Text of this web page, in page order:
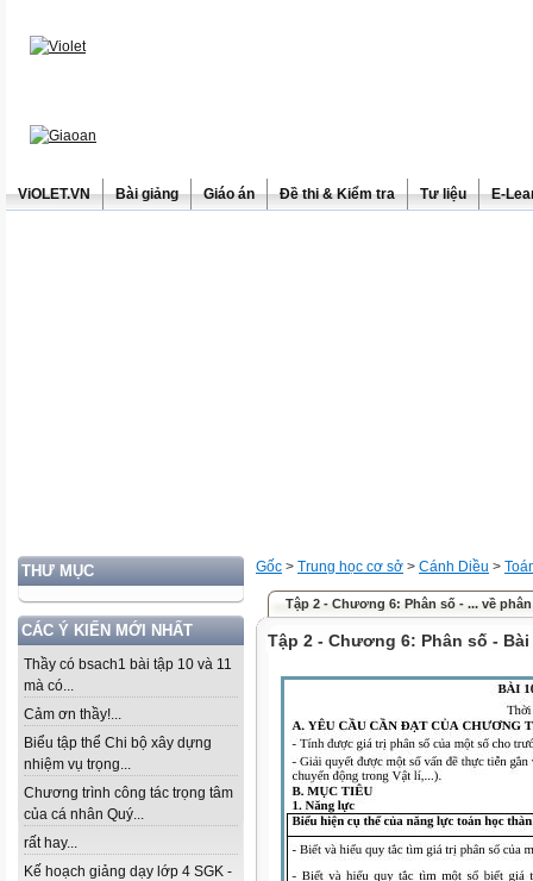
ViOLET.VN Bài giảng Giáo án Đề thi & Kiểm tra Tư liệu E-
THƯ MỤC
CÁC Ý KIẾN MỚI NHẤT
Thầy có bsach1 bài tập 10 và 11
mà có...
Cảm ơn thầy!...
Biểu tập thể Chi bộ xây dựng
nhiệm vụ trọng...
Chương trình công tác trọng tâm
của cá nhân Quý...
rất hay...
Kế hoạch giảng dạy lớp 4 SGK -
Gốc > Trung học cơ sở > Cánh Diều >
Tập 2 - Chương 6: Phân số - ... về
Tập 2 - Chương 6: Phân số -